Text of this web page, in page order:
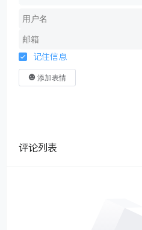
记住信息
添加表情
评论列表